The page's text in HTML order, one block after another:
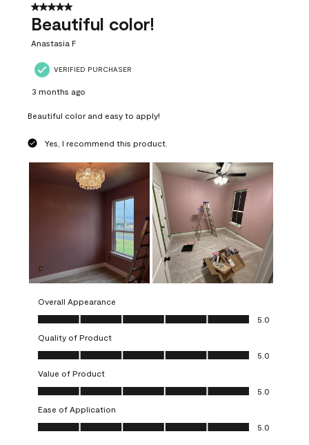
5 out of 5 stars.
Beautiful color!
Anastasia F
VERIFIED PURCHASER
3 months ago
Beautiful color and easy to apply!
Yes, I recommend this product.
Overall Appearance
Overall Appearance, 5.0 out of 5
5.0
Quality of Product
Quality of Product, 5.0 out of 5
5.0
Value of Product
Value of Product, 5.0 out of 5
5.0
Ease of Application
Ease of Application, 5.0 out of 5
5.0